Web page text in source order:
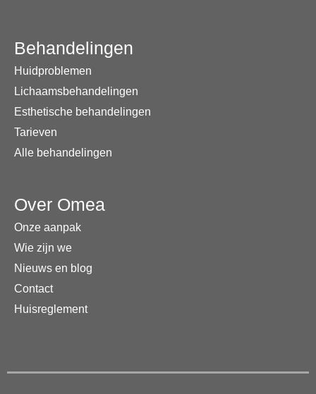
Behandelingen
Huidproblemen
Lichaamsbehandelingen
Esthetische behandelingen
Tarieven
Alle behandelingen
Over Omea
Onze aanpak
Wie zijn we
Nieuws en blog
Contact
Huisreglement